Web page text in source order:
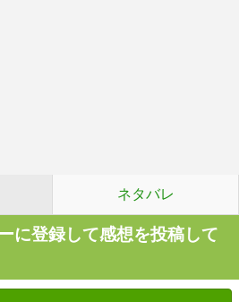
ネタバレ
に登録して感想を投稿して